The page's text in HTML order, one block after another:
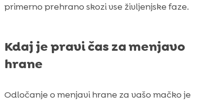
primerno prehrano skozi vse življenjske faze.
Kdaj je pravi čas za menjavo
hrane
Odločanje o menjavi hrane za vašo mačko je